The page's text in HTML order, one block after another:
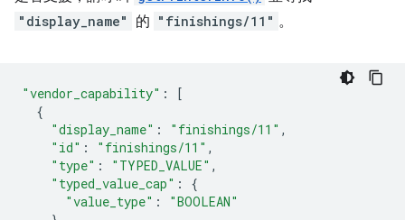
"display_name" 的 "finishings/11" 。
"vendor_capability" :
[
{
"display_name" : "finishings/11" ,
"id" : "finishings/11" ,
"type" : "TYPED_VALUE" ,
"typed_value_cap" :
{
"value_type" :
"BOOLEAN"